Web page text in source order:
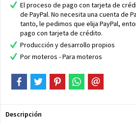
El proceso de pago con tarjeta de
de PayPal. No necesita una cuenta de
tanto, le pedimos que elija PayPal,
pago con tarjeta de crédito.
Producción y desarrollo propios
Por moteros - Para moteros
Descripción